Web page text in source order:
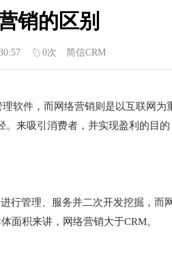
理
伴管理
和接入
多新...
媒的发
善也是...
进装修行业往
发展是支撑
，给...
通过数字化方
享受个性化的
销的区别
0次 简信CRM
软件，而网络营销则是以互联网
。来吸引消费者，并实现盈利的目
行管理、服务并二次开发挖掘，
面积来讲，网络营销大于CRM。